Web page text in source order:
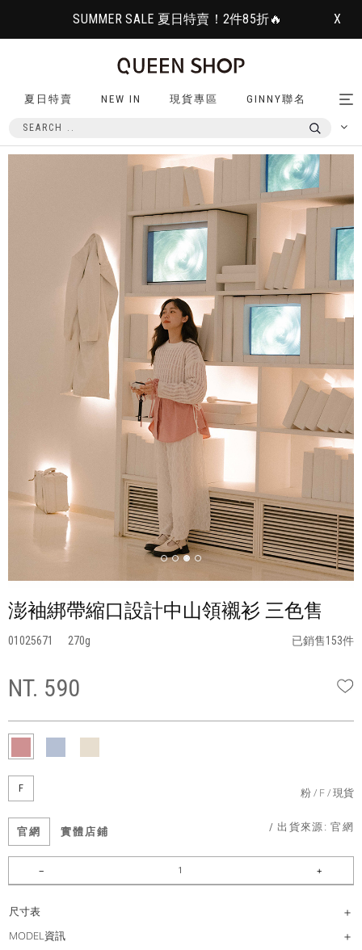
SUMMER SALE 夏日特賣！2件85折🔥 X
夏日特賣 NEW IN 現貨專區 GINNY聯名
澎袖綁帶縮口設計中山領襯衫 三色售
01025671 270 已銷售153件
NT. 590
F 粉 F 現貨
官網 實體店鋪 / 出貨來源:官網
尺寸表
MODEL資訊